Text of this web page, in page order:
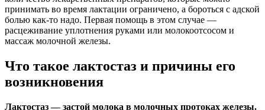
принимать во время лактации ограничено, а бороться с адской
болью как-то надо. Первая помощь в этом случае —
расцеживание уплотнения руками или молокоотсосом и
массаж молочной железы.
Что такое лактостаз и причины его
возникновения
Лактостаз — застой молока в молочных протоках железы.